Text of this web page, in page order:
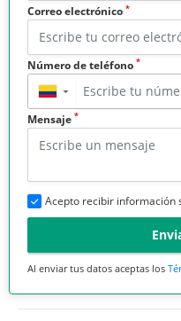
Correo electrónico *
Número de teléfono *
▼
Mensaje *
Acepto recibir información
Al enviar tus datos aceptas los